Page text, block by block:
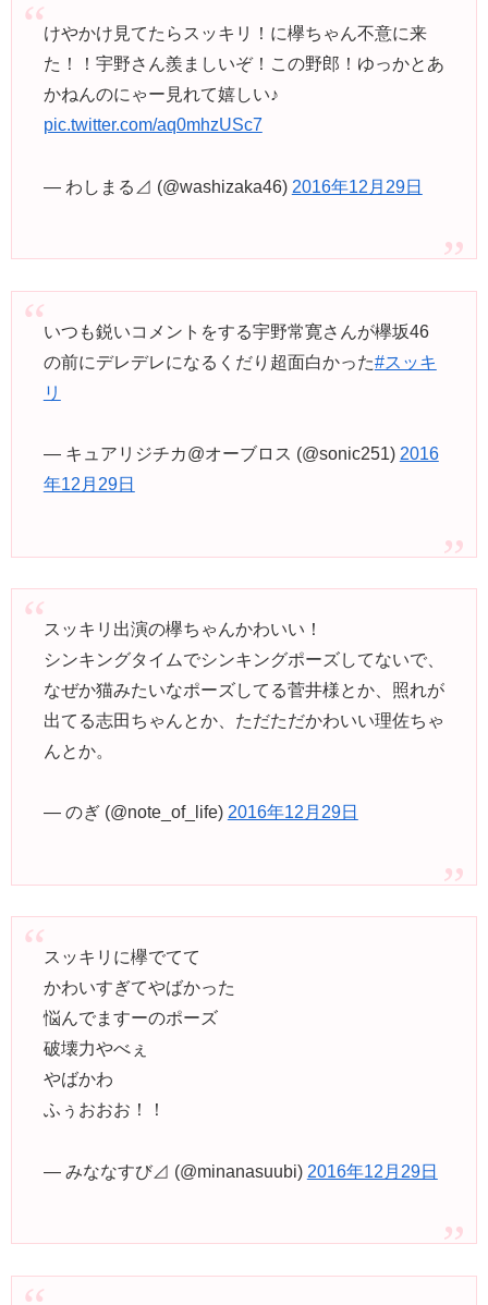
けやかけ見てたらスッキリ！に欅ちゃん不意に来
た！！宇野さん羨ましいぞ！この野郎！ゆっかとあ
かねんのにゃー見れて嬉しい♪
pic.twitter.com/aq0mhzUSc7
— わしまる⊿ (@washizaka46) 2016年12月29日
いつも鋭いコメントをする宇野常寛さんが欅坂46
の前にデレデレになるくだり超面白かった#スッキ
リ
— キュアリジチカ@オーブロス (@sonic251) 2016
年12月29日
スッキリ出演の欅ちゃんかわいい！
シンキングタイムでシンキングポーズしてないで、
なぜか猫みたいなポーズしてる菅井様とか、照れが
出てる志田ちゃんとか、ただただかわいい理佐ちゃ
んとか。
— のぎ (@note_of_life) 2016年12月29日
スッキリに欅でてて
かわいすぎてやばかった
悩んでますーのポーズ
破壊力やべぇ
やばかわ
ふぅおおお！！
— みななすび⊿ (@minanasuubi) 2016年12月29日